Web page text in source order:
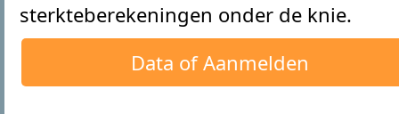
sterkteberekeningen onder de knie.
Data of Aanmelden